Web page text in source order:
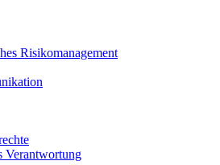
Risikomanagement
Verantwortung